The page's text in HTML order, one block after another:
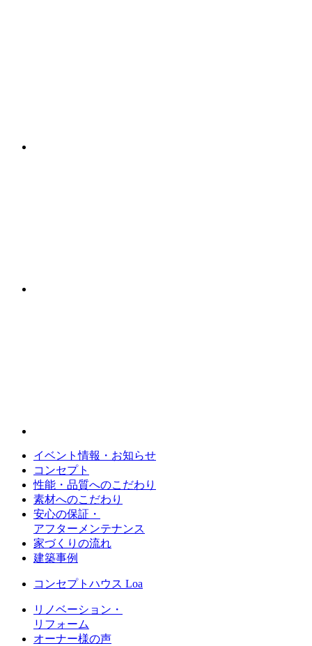
イベント情報・お知らせ
コンセプト
性能・品質へのこだわり
素材へのこだわり
安心の保証・
アフターメンテナンス
家づくりの流れ
建築事例
コンセプトハウス Loa
リノベーション・
リフォーム
オーナー様の声